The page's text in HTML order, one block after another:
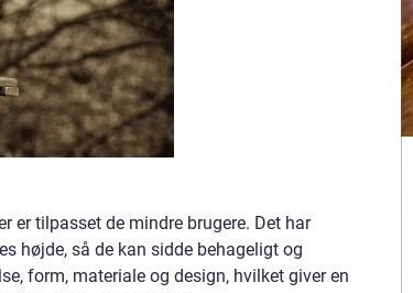
er tilpasset de mindre brugere. Det har
højde, så de kan sidde behageligt og
form, materiale og design, hvilket giver en